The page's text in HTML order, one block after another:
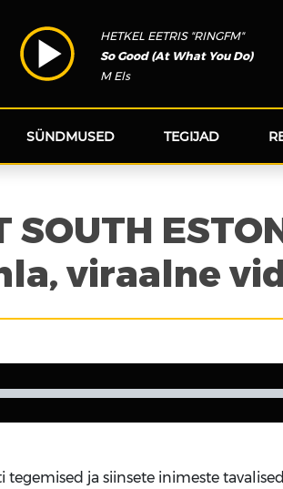
HETKEL EETRIS "RINGFM"
So Good (At What You Do)
M Els
SÜNDMUSED TEGIJAD
SOUTH
viraalne
ja siinsete inimeste